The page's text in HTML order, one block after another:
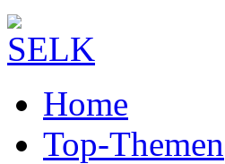
Home
Top-Themen